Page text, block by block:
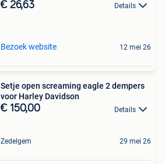
€ 26,63 Details
Bezoek website 12 mei 26
Setje open screaming eagle 2 dempers
voor Harley Davidson
€ 150,00 Details
Zedelgem 29 mei 26